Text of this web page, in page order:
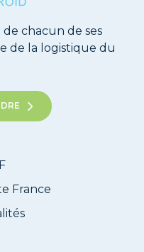
chacun de ses
de la logistique du
France